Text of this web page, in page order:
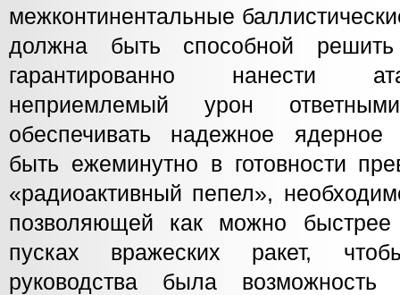
межконтинентальные
должна быть способной
гарантированно нанести
неприемлемый урон
обеспечивать надежное
быть ежеминутно в готовности
«радиоактивный пепел»,
позволяющей как можно
пусках вражеских ракет,
руководства была возможность